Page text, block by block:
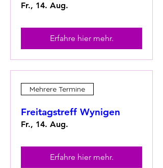
Fr., 14. Aug.
Erfahre hier mehr.
Mehrere Termine
Freitagstreff Wynigen
Fr., 14. Aug.
Erfahre hier mehr.